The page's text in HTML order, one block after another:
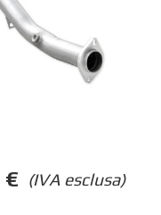
(IVA esclusa)
€